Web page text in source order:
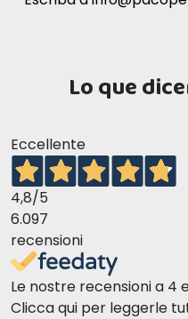
6 kg
7 kg
Lo que
Eccellente
4,8/5
6.097
recensioni
Le nostre recensioni a 4
Clicca qui per leggerle